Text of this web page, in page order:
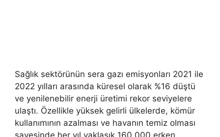
Sağlık sektörünün sera gazı emisyonları 2021 ile
2022 yılları arasında küresel olarak %16 düştü
ve yenilenebilir enerji üretimi rekor seviyelere
ulaştı. Özellikle yüksek gelirli ülkelerde, kömür
kullanımının azalması ve havanın temiz olması
sayesinde her yıl yaklaşık 160.000 erken